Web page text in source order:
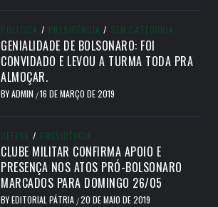
POLÍTICA / PRESIDÊNCIA / SEM CATEGORIA
GENIALIDADE DE BOLSONARO: FOI
CONVIDADO E LEVOU A TURMA TODA PRA
ALMOÇAR.
BYADMIN /16 DE MARÇO DE 2019
DEFESA / PRESIDÊNCIA
CLUBE MILITAR CONFIRMA APOIO E
PRESENÇA NOS ATOS PRÓ-BOLSONARO
MARCADOS PARA DOMINGO 26/05
BYEDITORIAL PÁTRIA /20 DE MAIO DE 2019